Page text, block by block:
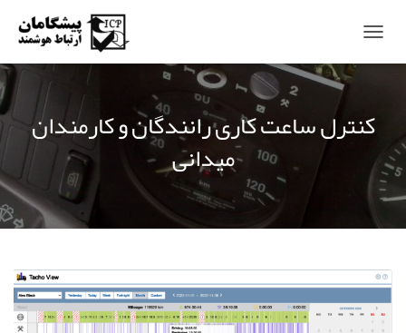
T
O
L
E
A
V
G
A
I
O
N
کنترل ساعت کاری رانندگان و کارمندان
میدانی